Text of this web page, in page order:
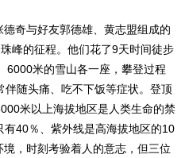
奇与好友郭德雄、黄志盟组成的
峰的征程。他们花了9天时间徒步
6000米的雪山各一座，攀登过程
随头痛、吃不下饭等症状。登顶
米以上海拔地区是人类生命的禁
40％、紫外线是高海拔地区的10
，时刻考验着人的意志，但三位